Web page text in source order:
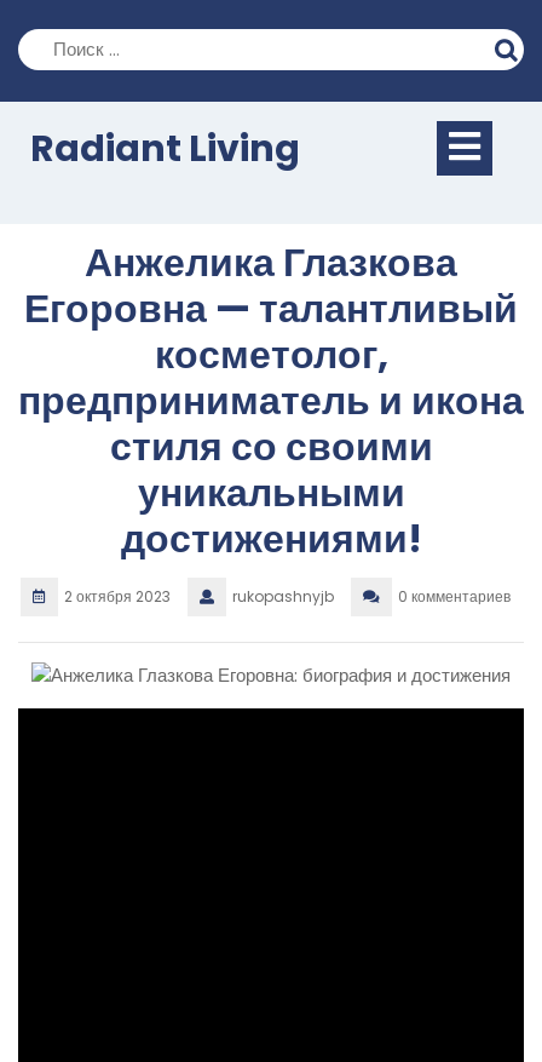
содержимому
Radiant Living
Анжелика Глазкова
Егоровна — талантливый
косметолог,
предприниматель и икона
стиля со своими
уникальными
достижениями!
2 октября 2023 rukopashnyjb 0 комментариев